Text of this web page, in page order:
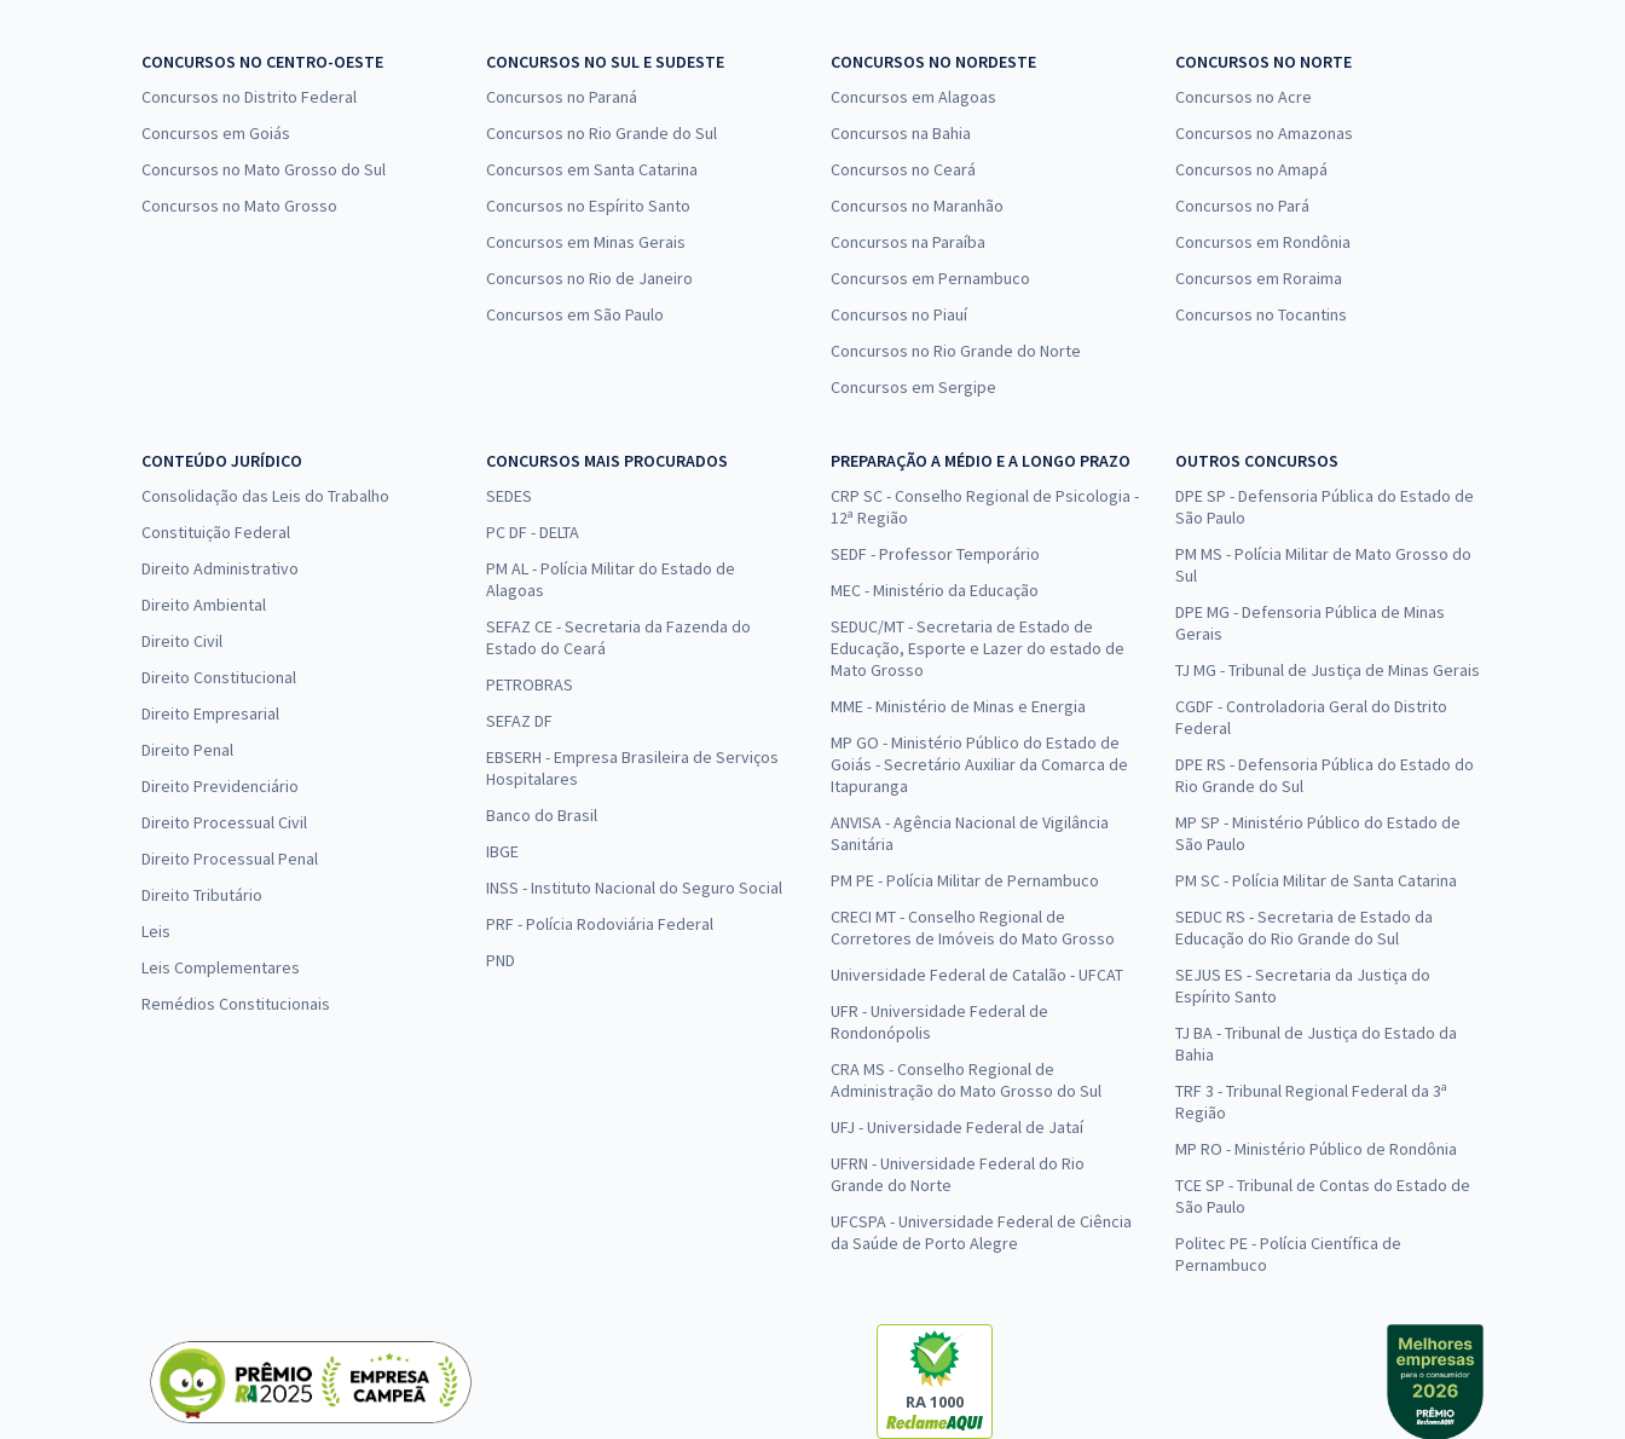
CONCURSOS NO CENTRO-OESTE
Concursos no Distrito Federal
Concursos em Goiás
Concursos no Mato Grosso do Sul
Concursos no Mato Grosso
CONCURSOS NO SUL E SUDESTE
Concursos no Paraná
Concursos no Rio Grande do Sul
Concursos em Santa Catarina
Concursos no Espírito Santo
Concursos em Minas Gerais
Concursos no Rio de Janeiro
Concursos em São Paulo
CONCURSOS NO NORDESTE
Concursos em Alagoas
Concursos na Bahia
Concursos no Ceará
Concursos no Maranhão
Concursos na Paraíba
Concursos em Pernambuco
Concursos no Piauí
Concursos no Rio Grande do Norte
Concursos em Sergipe
CONCURSOS NO NORTE
Concursos no Acre
Concursos no Amazonas
Concursos no Amapá
Concursos no Pará
Concursos em Rondônia
Concursos em Roraima
Concursos no Tocantins
CONTEÚDO JURÍDICO
Consolidação das Leis do Trabalho
Constituição Federal
Direito Administrativo
Direito Ambiental
Direito Civil
Direito Constitucional
Direito Empresarial
Direito Penal
Direito Previdenciário
Direito Processual Civil
Direito Processual Penal
Direito Tributário
Leis
Leis Complementares
Remédios Constitucionais
CONCURSOS MAIS PROCURADOS
SEDES
PC DF - DELTA
PM AL - Polícia Militar do Estado de
Alagoas
SEFAZ CE - Secretaria da Fazenda do
Estado do Ceará
PETROBRAS
SEFAZ DF
EBSERH - Empresa Brasileira de Serviços
Hospitalares
Banco do Brasil
IBGE
INSS - Instituto Nacional do Seguro Social
PRF - Polícia Rodoviária Federal
PND
PREPARAÇÃO A MÉDIO E A LONGO PRAZO
CRP SC - Conselho Regional de Psicologia -
12ª Região
SEDF - Professor Temporário
MEC - Ministério da Educação
SEDUC/MT - Secretaria de Estado de
Educação, Esporte e Lazer do estado de
Mato Grosso
MME - Ministério de Minas e Energia
MP GO - Ministério Público do Estado de
Goiás - Secretário Auxiliar da Comarca de
Itapuranga
ANVISA - Agência Nacional de Vigilância
Sanitária
PM PE - Polícia Militar de Pernambuco
CRECI MT - Conselho Regional de
Corretores de Imóveis do Mato Grosso
Universidade Federal de Catalão - UFCAT
UFR - Universidade Federal de
Rondonópolis
CRA MS - Conselho Regional de
Administração do Mato Grosso do Sul
UFJ - Universidade Federal de Jataí
UFRN - Universidade Federal do Rio
Grande do Norte
UFCSPA - Universidade Federal de Ciência
da Saúde de Porto Alegre
OUTROS CONCURSOS
DPE SP - Defensoria Pública do Estado de
São Paulo
PM MS - Polícia Militar de Mato Grosso do
Sul
DPE MG - Defensoria Pública de Minas
Gerais
TJ MG - Tribunal de Justiça de Minas Gerais
CGDF - Controladoria Geral do Distrito
Federal
DPE RS - Defensoria Pública do Estado do
Rio Grande do Sul
MP SP - Ministério Público do Estado de
São Paulo
PM SC - Polícia Militar de Santa Catarina
SEDUC RS - Secretaria de Estado da
Educação do Rio Grande do Sul
SEJUS ES - Secretaria da Justiça do
Espírito Santo
TJ BA - Tribunal de Justiça do Estado da
Bahia
TRF 3 - Tribunal Regional Federal da 3ª
Região
MP RO - Ministério Público de Rondônia
TCE SP - Tribunal de Contas do Estado de
São Paulo
Politec PE - Polícia Científica de
Pernambuco
RA 1000